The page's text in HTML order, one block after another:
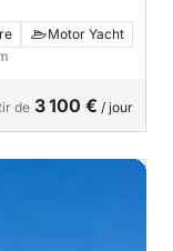
Motor Yacht
de 3 100 € / jour